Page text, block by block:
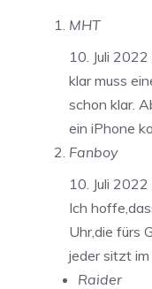
MHT
10. Juli
klar muss
schon klar.
ein iPhone
Fanboy
10. Juli
Ich
Uhr,die fürs
jeder sitzt
Raider